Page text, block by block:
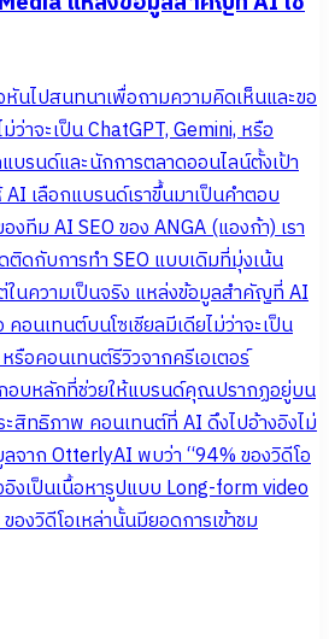
นไปสนทนาเพื่อถามความคิดเห็นและขอ
ว่าจะเป็น ChatGPT, Gemini, หรือ
รนด์และนักการตลาดออนไลน์ตั้งเป้า
เลือกแบรนด์เราขึ้นมาเป็นคำตอบ
ทีม AI SEO ของ ANGA (แองก้า) เรา
ดกับการทำ SEO แบบเดิมที่มุ่งเน้น
ในความเป็นจริง แหล่งข้อมูลสำคัญที่ AI
อนเทนต์บนโซเชียลมีเดียไม่ว่าจะเป็น
รือคอนเทนต์รีวิวจากครีเอเตอร์
อบหลักที่ช่วยให้แบรนด์คุณปรากฏอยู่บน
สิทธิภาพ คอนเทนต์ที่ AI ดึงไปอ้างอิงไม่
จาก OtterlyAI พบว่า “94% ของวิดีโอ
อิงเป็นเนื้อหารูปแบบ Long-form video
งวิดีโอเหล่านั้นมียอดการเข้าชม